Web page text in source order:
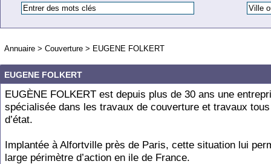
Annuaire > Couverture > EUGENE FOLKERT
EUGENE FOLKERT
EUGÈNE FOLKERT est depuis plus de 30 ans une
spécialisée dans les travaux de couverture et travaux
d’état.
Implantée à Alfortville près de Paris, cette situation lui
large périmètre d’action en ile de France.